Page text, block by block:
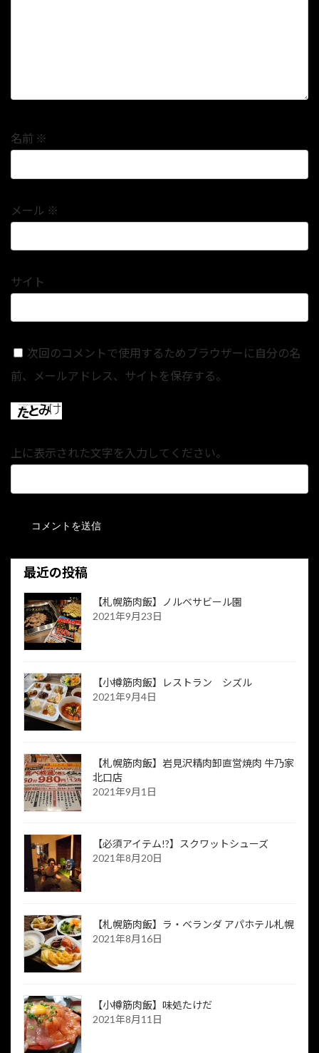
名前 ※
メール ※
サイト
次回のコメントで使用するためブラウザーに自分の名
前、メールアドレス、サイトを保存する。
上に表示された文字を入力してください。
最近の投稿
【札幌筋肉飯】ノルベサビール園
2021年9月23日
【小樽筋肉飯】レストラン シズル
2021年9月4日
【札幌筋肉飯】岩見沢精肉卸直営焼肉 牛乃家
北口店
2021年9月1日
【必須アイテム!?】スクワットシューズ
2021年8月20日
【札幌筋肉飯】ラ・ベランダ アパホテル札幌
2021年8月16日
【小樽筋肉飯】味処たけだ
2021年8月11日